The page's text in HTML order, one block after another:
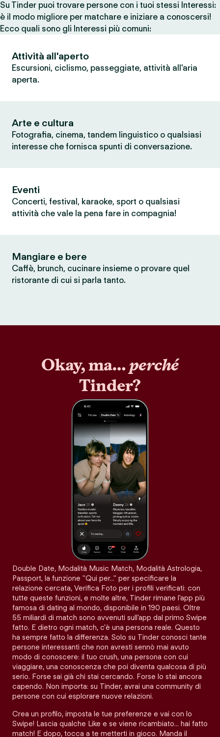
Su Tinder puoi trovare persone con i tuoi stessi Interessi:
è il modo migliore per matchare e iniziare a conoscersi!
Ecco quali sono gli Interessi più comuni:
Attività all'aperto
Escursioni, ciclismo, passeggiate, attività all'aria
aperta.
Arte e cultura
Fotografia, cinema, tandem linguistico o qualsiasi
interesse che fornisca spunti di conversazione.
Eventi
Concerti, festival, karaoke, sport o qualsiasi
attività che vale la pena fare in compagnia!
Mangiare e bere
Caffè, brunch, cucinare insieme o provare quel
ristorante di cui si parla tanto.
Okay, ma…perché
Tinder?
Double Date, Modalità Music Match, Modalità Astrologia,
Passport, la funzione "Qui per…" per specificare la
relazione cercata, Verifica Foto per i profili verificati: con
tutte queste funzioni, e molte altre, Tinder rimane l'app più
famosa di dating al mondo, disponibile in 190 paesi. Oltre
55 miliardi di match sono avvenuti sull'app dal primo Swipe
fatto. E dietro ogni match, c'è una persona reale. Questo
ha sempre fatto la differenza. Solo su Tinder conosci tante
persone interessanti che non avresti sennò mai avuto
modo di conoscere: il tuo crush, una persona con cui
viaggiare, una conoscenza che poi diventa qualcosa di più
serio. Forse sai già chi stai cercando. Forse lo stai ancora
capendo. Non importa: su Tinder, avrai una community di
persone con cui esplorare nuove relazioni.
Crea un profilo, imposta le tue preferenze e vai con lo
Swipe! Lascia qualche Like e se viene ricambiato… hai fatto
match! E dopo, tocca a te metterti in gioco. Manda il